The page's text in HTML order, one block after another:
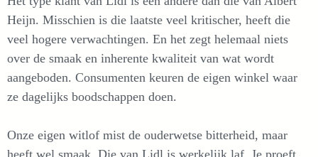
Heijn. Misschien is die laatste veel kritischer, heeft die
veel hogere verwachtingen. En het zegt helemaal niets
over de smaak en inherente kwaliteit van wat wordt
aangeboden. Consumenten keuren de eigen winkel waar
ze dagelijks boodschappen doen.
Onze eigen witlof mist de ouderwetse bitterheid, maar